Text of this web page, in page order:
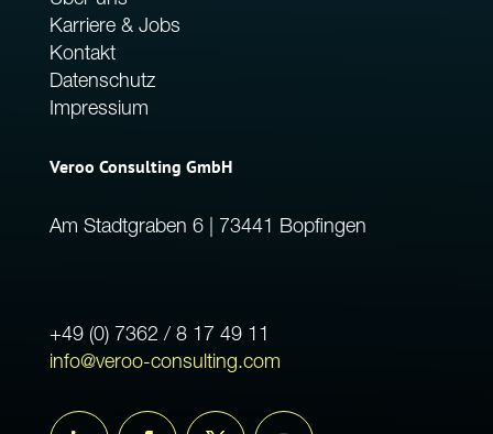
Karriere & Jobs
Kontakt
Datenschutz
Impressium
Veroo Consulting GmbH
Am Stadtgraben 6 | 73441 Bopfingen
+49 (0) 7362 / 8 17 49 11
info@veroo-consulting.com